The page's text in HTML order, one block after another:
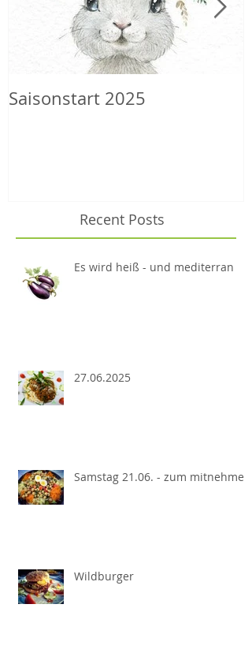
Saisonstart 2025
Recent Posts
Es wird heiß - und mediterran
27.06.2025
Samstag 21.06. - zum mitnehmen
Wildburger